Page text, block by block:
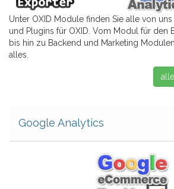
Unter OXID Module finden Sie alle von
und Plugins für OXID. Vom Modul für den
bis hin zu Backend und Marketing
alles.
Google Analytics